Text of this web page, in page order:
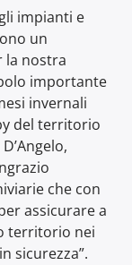
impianti e
un
la nostra
importante
invernali
del territorio
che con
assicurare a
territorio nei
sicurezza”.